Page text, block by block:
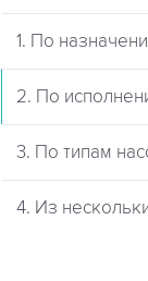
1. По
2. По
3. По типам
4. Из